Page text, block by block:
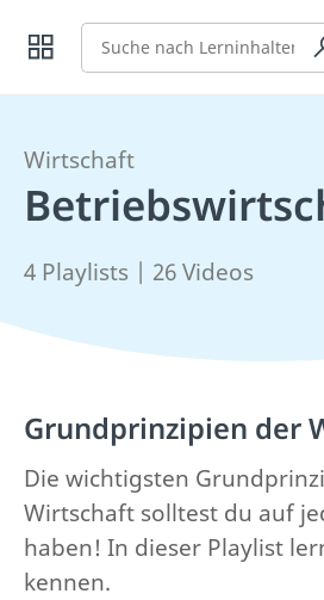
Suche
Wirtschaft
4 Playlists | 26 Videos
Grundprinzipien der
Die wichtigsten
Wirtschaft solltest du auf
haben! In dieser Playlist
kennen.